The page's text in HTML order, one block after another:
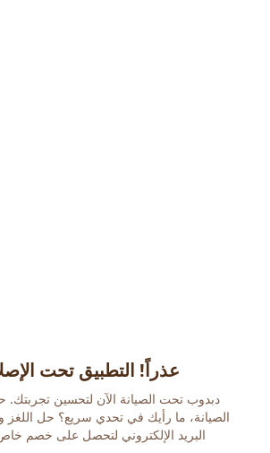
عذراً! التطبيق تحت
دبدوب تحت الصيانة الآن لتحسين تجربتك.
الصيانة، ما رأيك في تحدي سريع؟ حل اللغز
البريد الإلكتروني لتحصل على خصم